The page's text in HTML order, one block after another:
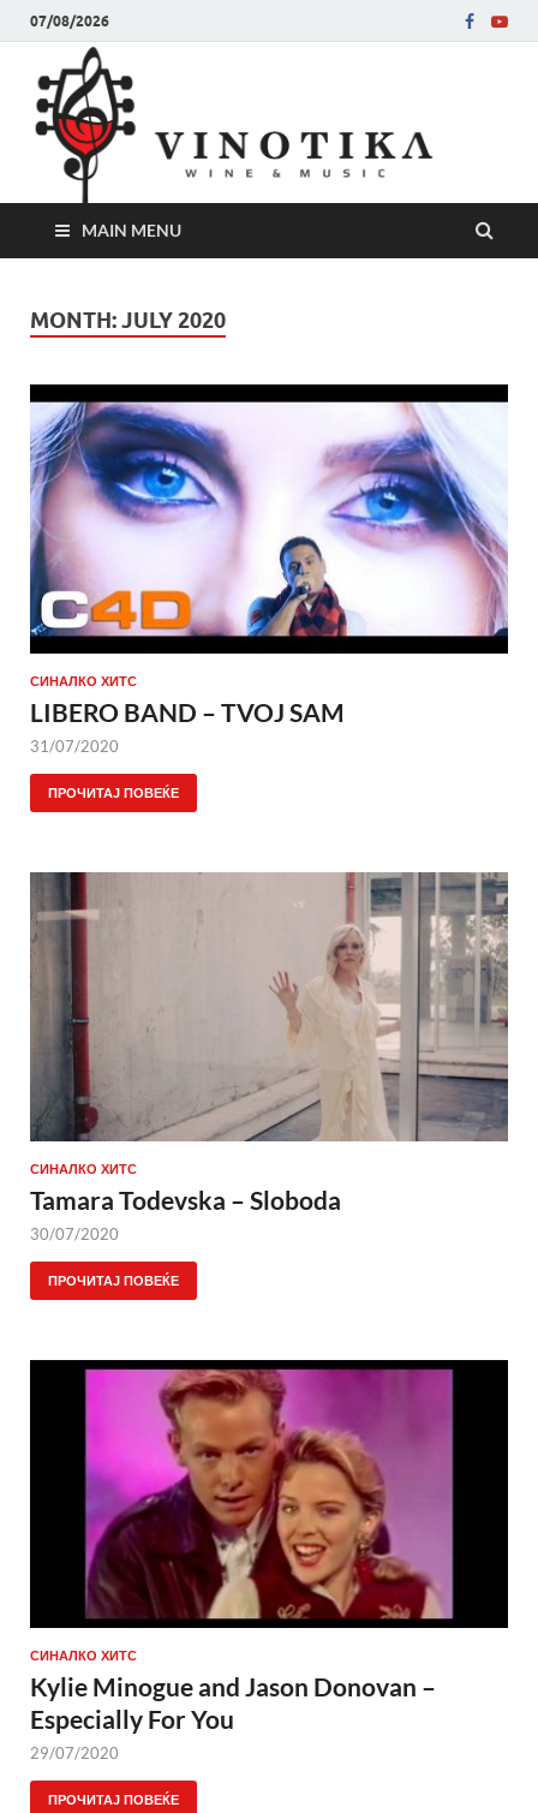
07/08/2026
MAIN MENU
MONTH:JULY 2020
СИНАЛКО ХИТС
LIBERO BAND – TVOJ SAM
31/07/2020
ПРОЧИТАЈ ПОВЕЌЕ
СИНАЛКО ХИТС
Tamara Todevska – Sloboda
30/07/2020
ПРОЧИТАЈ ПОВЕЌЕ
СИНАЛКО ХИТС
Kylie Minogue and Jason Donovan –
Especially For You
29/07/2020
ПРОЧИТАЈ ПОВЕЌЕ